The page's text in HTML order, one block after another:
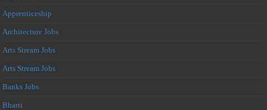
Apprenticeship
Architecture Jobs
Arts Stream Jobs
Arts Stream Jobs
Banks Jobs
Bharti